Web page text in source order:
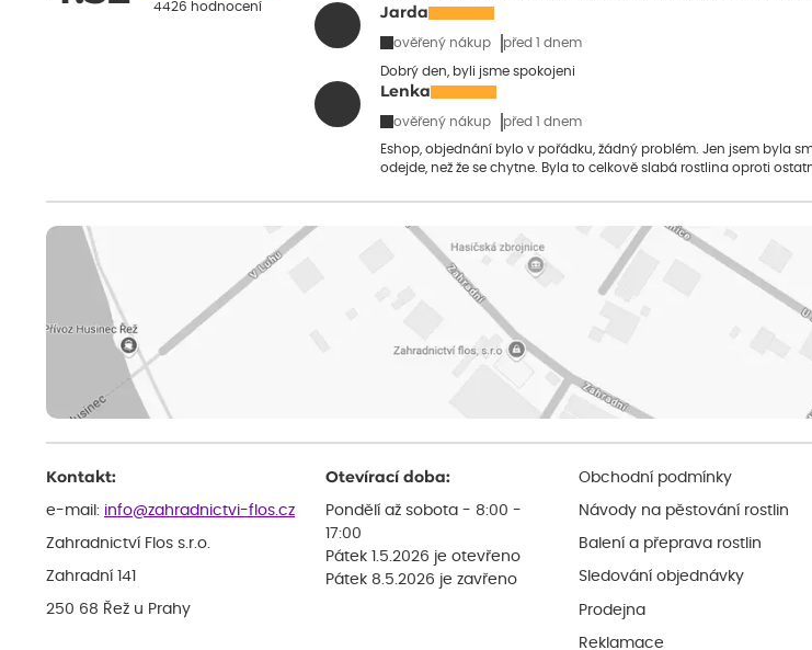
4426 hodnocení Jarda
ověřený nákup před 1 dnem
Dobrý den, byli jsme spokojeni
Lenka
ověřený nákup před 1 dnem
Eshop, objednání bylo v pořádku, žádný problém. Jen jsem byla
odejde, než že se chytne. Byla to celkově slabá rostlina oproti
Kontakt:
e-mail: info@zahradnictvi-flos.cz
Zahradnictví Flos s.r.o.
Zahradní 141
250 68 Řež u Prahy
Otevírací doba:
Pondělí až sobota - 8:00 -
17:00
Pátek 1.5.2026 je otevřeno
Pátek 8.5.2026 je zavřeno
Obchodní podmínky
Návody na pěstování rostlin
Balení a přeprava rostlin
Sledování objednávky
Prodejna
Reklamace